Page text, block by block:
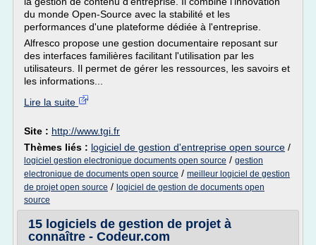
du monde Open-Source avec la stabilité et les
performances d'une plateforme dédiée à l'entreprise.
Alfresco propose une gestion documentaire reposant sur
des interfaces familières facilitant l'utilisation par les
utilisateurs. Il permet de gérer les ressources, les savoirs et
les informations...
Lire la suite
Site : http://www.tgi.fr
Thèmes liés : logiciel de gestion d'entreprise open source /
logiciel gestion electronique documents open source / gestion
electronique de documents open source / meilleur logiciel de gestion
de projet open source / logiciel de gestion de documents open
source
15 logiciels de gestion de projet à
connaître - Codeur.com